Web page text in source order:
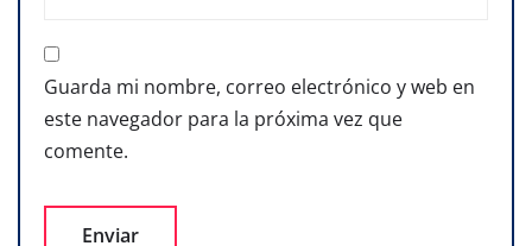
Guarda mi nombre, correo electrónico y web en
este navegador para la próxima vez que
comente.